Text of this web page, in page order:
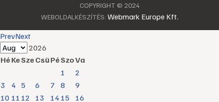
COPYRIGHT © 2024
WEBOLDALKÉSZÍTÉS: Webmark Europe Kft.
PrevNext
2026
HéKeSzeCsüPéSzoVa
1
2
3
4 5 6 7 8
9
10 11 12 13 14 15 16